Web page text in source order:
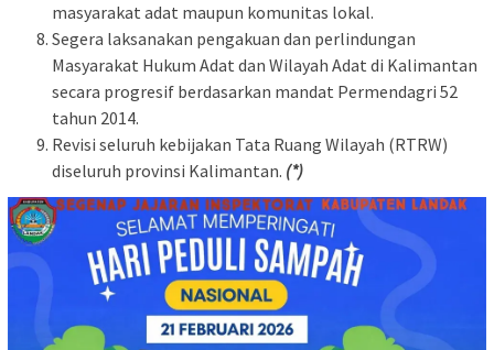
masyarakat adat maupun komunitas lokal.
Segera laksanakan pengakuan dan perlindungan
Masyarakat Hukum Adat dan Wilayah Adat di Kalimantan
secara progresif berdasarkan mandat Permendagri 52
tahun 2014.
Revisi seluruh kebijakan Tata Ruang Wilayah (RTRW)
diseluruh provinsi Kalimantan. (*)